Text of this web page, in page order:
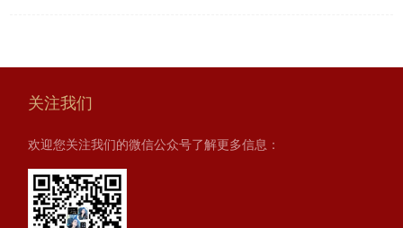
关注我们
欢迎您关注我们的微信公众号了解更多信息：